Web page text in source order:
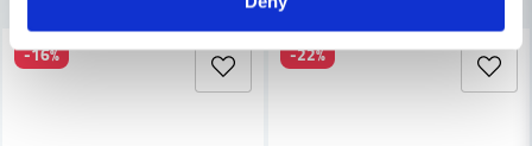
Ja, ni får publicera min fråga
-16% -22%